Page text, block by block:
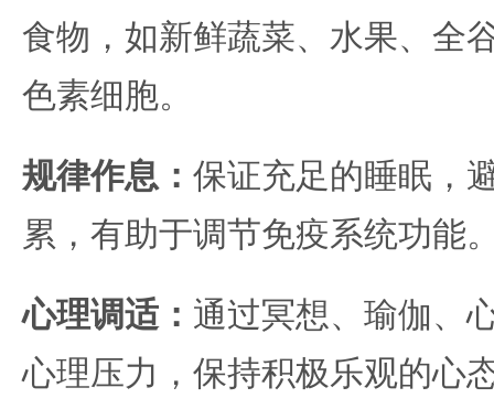
食物，如新鲜蔬菜、水果、全
色素细胞。
规律作息： 保证充足的睡眠，
累，有助于调节免疫系统功能
心理调适： 通过冥想、瑜伽、
心理压力，保持积极乐观的心